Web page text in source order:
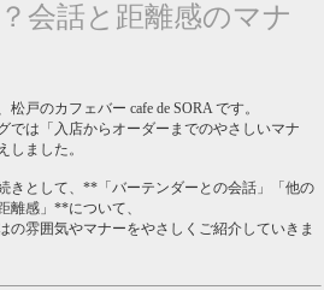
会話と距離感のマナ
松戸のカフェバー cafe de SORA です。
では「入店からオーダーまでのやさしいマナ
しました。
きとして、**「バーテンダーとの会話」「他の
離感」**について、
の雰囲気やマナーをやさしくご紹介していきま